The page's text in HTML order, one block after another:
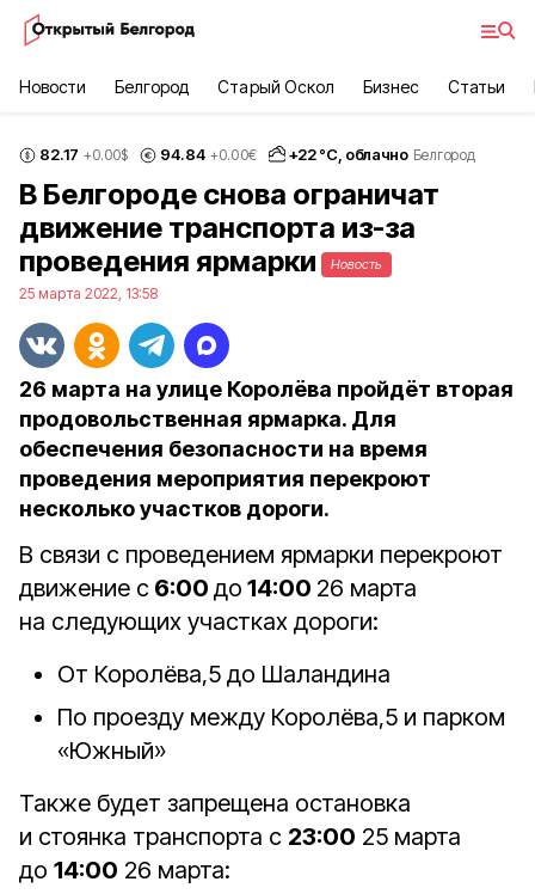
Новости Белгород Старый Оскол Бизнес Статьи
82.17 +0.00$ 94.84 +0.00€ +22°С, облачно Белгород
В Белгороде снова ограничат
движение транспорта из-за
проведения ярмарки
Новость
25 марта 2022, 13:58
26 марта на улице Королёва пройдёт вторая
продовольственная ярмарка. Для
обеспечения безопасности на время
проведения мероприятия перекроют
несколько участков дороги.
В связи с проведением ярмарки перекроют
движение с 6:00 до 14:00 26 марта
на следующих участках дороги:
От Королёва,5 до Шаландина
По проезду между Королёва,5 и парком
«Южный»
Также будет запрещена остановка
и стоянка транспорта с 23:00 25 марта
до 14:00 26 марта: